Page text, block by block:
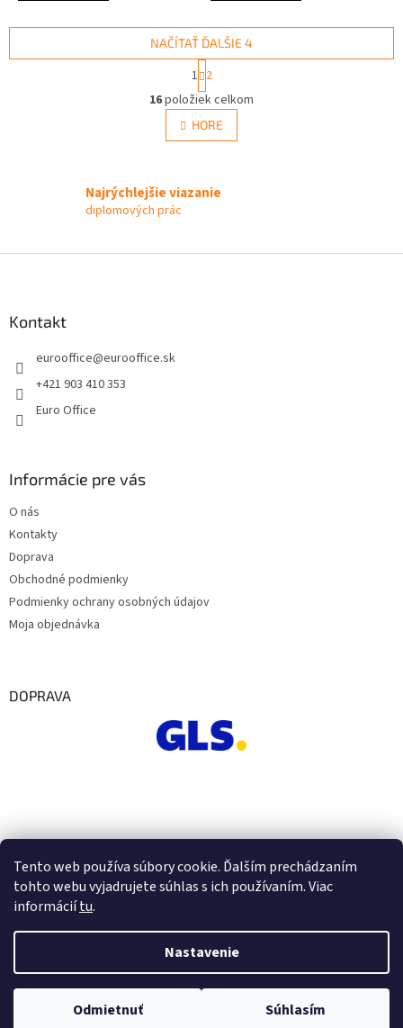
Tento web používa súbory cookie. Ďalším prechádzaním
tohto webu vyjadrujete súhlas s ich používaním. Viac
informáciítu.
Nastavenie
Odmietnuť Súhlasím
O
v
l
á
c
NAČÍTAŤ ĎALŠIE 4
t
r
á
n
k
a
1 2
16položiek celkom
HORE
Najrýchlejšie viazanie
diplomových prác
Kontakt
eurooffice@eurooffice.sk
+421 903 410 353
Euro Office
Informácie pre vás
O nás
Kontakty
Doprava
Obchodné podmienky
Podmienky ochrany osobných údajov
Moja objednávka
DOPRAVA
Vytvoril Shoptet
Copyright 2026Euro Office . Všetky práva vyhradené.